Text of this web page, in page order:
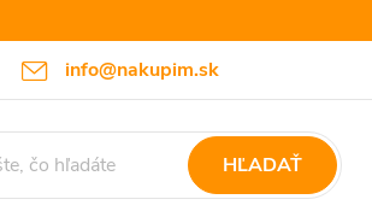
info@nakupim.sk
Platby a Doprava Blog Bosch náradie
HĽADAŤ